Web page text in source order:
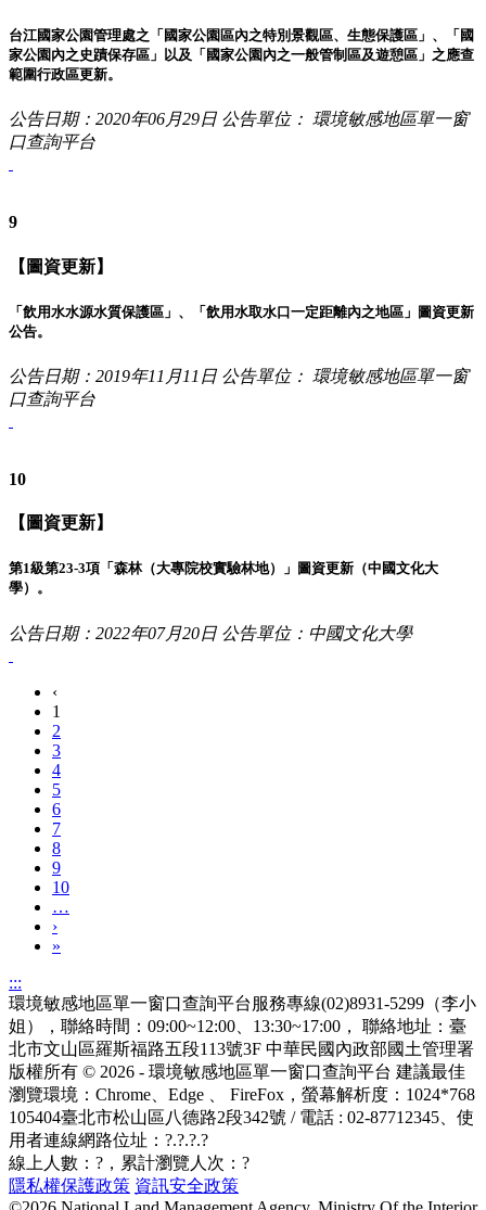
台江國家公園管理處之「國家公園區內之特別景觀區、生態保護區」、「國
家公園內之史蹟保存區」以及「國家公園內之一般管制區及遊憩區」之應查
範圍行政區更新。
公告日期：2020年06月29日 公告單位： 環境敏感地區單一窗
口查詢平台
9
【圖資更新】
「飲用水水源水質保護區」、「飲用水取水口一定距離內之地區」圖資更新
公告。
公告日期：2019年11月11日 公告單位： 環境敏感地區單一窗
口查詢平台
10
【圖資更新】
第1級第23-3項「森林（大專院校實驗林地）」圖資更新（中國文化大
學）。
公告日期：2022年07月20日 公告單位：中國文化大學
‹
1
2
3
4
5
6
7
8
9
10
…
›
»
:::
環境敏感地區單一窗口查詢平台服務專線(02)8931-5299（李小
姐），聯絡時間：09:00~12:00、13:30~17:00， 聯絡地址：臺
北市文山區羅斯福路五段113號3F 中華民國內政部國土管理署
版權所有 © 2026 - 環境敏感地區單一窗口查詢平台 建議最佳
瀏覽環境：Chrome、Edge 、 FireFox，螢幕解析度：1024*768
105404臺北市松山區八德路2段342號 / 電話 : 02-87712345 、使
用者連線網路位址：?.?.?.?
線上人數： ? ，累計瀏覽人次： ?
隱私權保護政策 資訊安全政策